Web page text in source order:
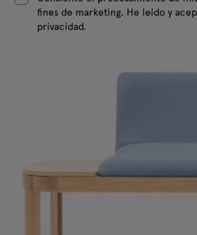
fines de marketing. He leído y
privacidad.